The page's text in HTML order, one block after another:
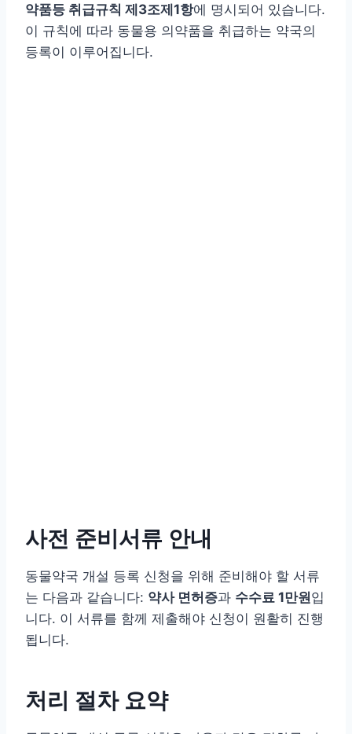
약품등 취급규칙 제3조제1항에 명시되어 있습니다.
이 규칙에 따라 동물용 의약품을 취급하는 약국의
등록이 이루어집니다.
사전 준비서류 안내
동물약국 개설 등록 신청을 위해 준비해야 할 서류
는 다음과 같습니다: 약사 면허증과 수수료 1만원입
니다. 이 서류를 함께 제출해야 신청이 원활히 진행
됩니다.
처리 절차 요약